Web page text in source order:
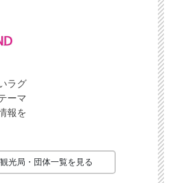
ラグ
ーマ
報を
光局・団体一覧を見る